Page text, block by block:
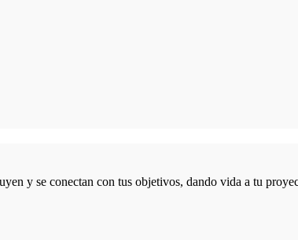
y se conectan con tus objetivos, dando vida a tu